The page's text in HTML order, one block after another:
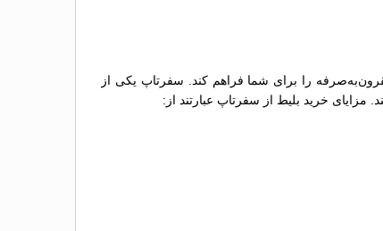
را برای شما فراهم کند. سفرتاپ یکی از
مزایای خرید بلیط از سفرتاپ عبارتند از: